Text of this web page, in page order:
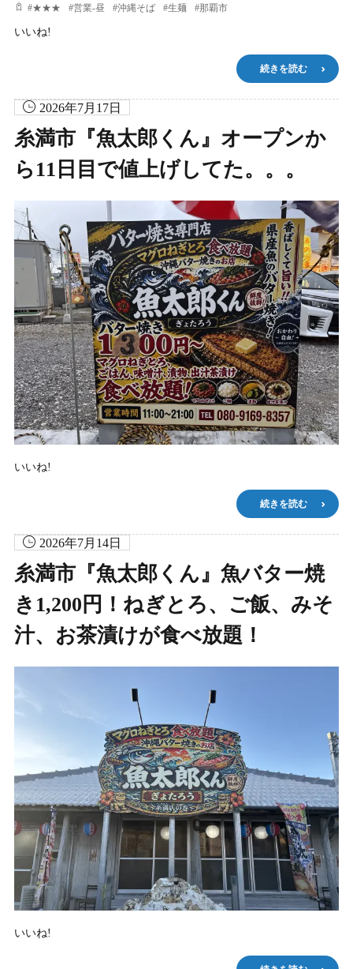
#★★★ #営業-昼 #沖縄そば #生麺 #那覇市
いいね!
続きを読む
2026年7月17日
糸満市『魚太郎くん』オープンか
ら11日目で値上げしてた。。。
いいね!
続きを読む
2026年7月14日
糸満市『魚太郎くん』魚バター焼
き1,200円！ねぎとろ、ご飯、みそ
汁、お茶漬けが食べ放題！
いいね!